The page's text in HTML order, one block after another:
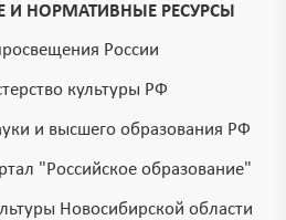
И НОРМАТИВНЫЕ РЕСУРСЫ
России
культуры РФ
и высшего образования РФ
"Российское образование"
Новосибирской области